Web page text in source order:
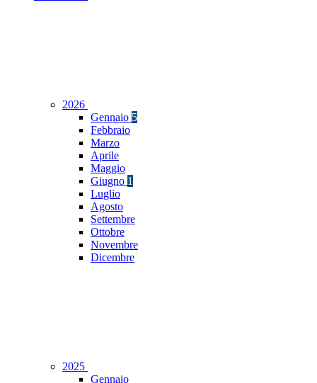
2026
Gennaio 5
Febbraio
Marzo
Aprile
Maggio
Giugno 1
Luglio
Agosto
Settembre
Ottobre
Novembre
Dicembre
2025
Gennaio